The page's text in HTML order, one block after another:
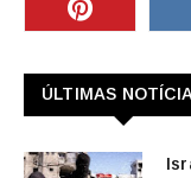
ÚLTIMAS